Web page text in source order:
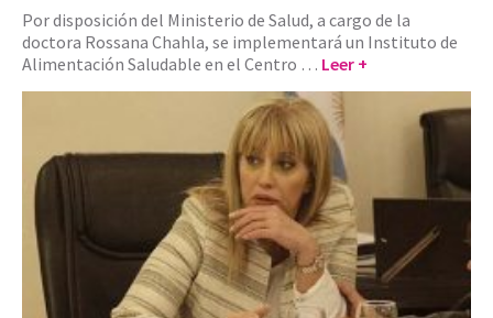
Por disposición del Ministerio de Salud, a cargo de la
doctora Rossana Chahla, se implementará un Instituto de
Alimentación Saludable en el Centro … Leer +